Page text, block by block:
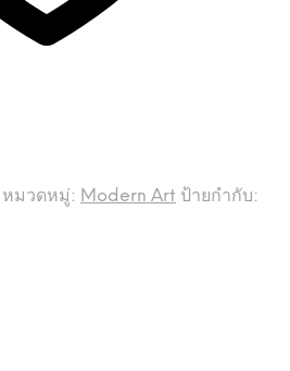
หมวดหมู่: Modern Art ป้ายกำกับ: